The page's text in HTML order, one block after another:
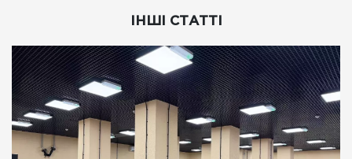
ІНШІ СТАТТІ